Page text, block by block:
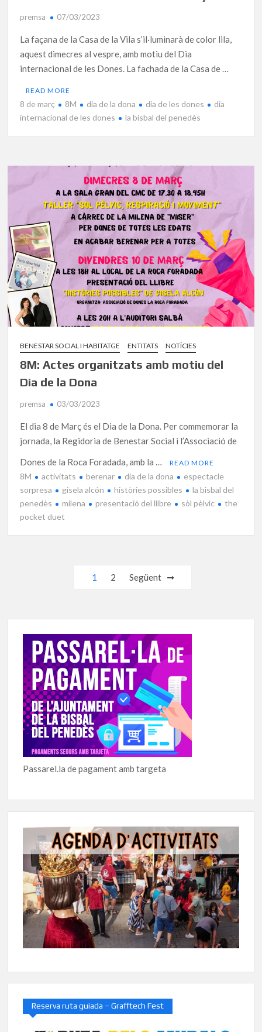
premsa 07/03/2023
La façana de la Casa de la Vila s’il·luminarà de color lila,
aquest dimecres al vespre, amb motiu del Dia
internacional de les Dones. La fachada de la Casa de …
READ MORE
8 de març 8M dia de la dona dia de les dones
dia
internacional de les dones
la bisbal del penedès
BENESTAR SOCIAL I HABITATGE ENTITATS NOTÍCIES
8M: Actes organitzats amb motiu del
Dia de la Dona
premsa 03/03/2023
El dia 8 de Març és el Dia de la Dona. Per commemorar la
jornada, la Regidoria de Benestar Social i l’Associació de
Dones de la Roca Foradada, amb la …
READ MORE
8M activitats berenar dia de la dona
espectacle
sorpresa
gisela alcón històries possibles
la bisbal del
penedès
milena presentació del llibre sòl pèlvic
the
pocket duet
1 2 Següent
Passarel.la de pagament amb targeta
Reserva ruta guiada – Grafftech Fest